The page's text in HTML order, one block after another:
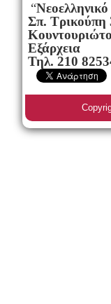
“
Σπ. Τρικούπη
Εξάρχεια
Τηλ. 210